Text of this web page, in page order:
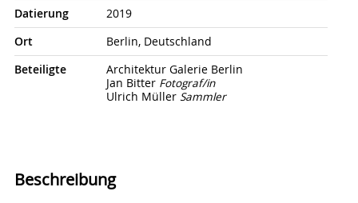
Datierung
2019
Ort
Berlin, Deutschland
Beteiligte
Architektur Galerie Berlin
Jan Bitter Fotograf/in
Ulrich Müller Sammler
Beschreibung